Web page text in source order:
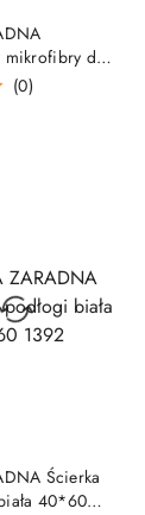
mikrofibry do
(0)
KOSZYKA
Ścierka
40*60
KOSZYKA